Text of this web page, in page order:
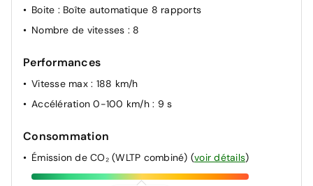
Boite : Boîte automatique 8 rapports
Nombre de vitesses : 8
Performances
Vitesse max : 188 km/h
Accélération 0-100 km/h : 9 s
Consommation
Émission de CO₂ (WLTP combiné) (voir détails)